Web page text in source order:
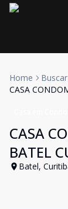
Home
CASA
CASA
BATEL
Batel,